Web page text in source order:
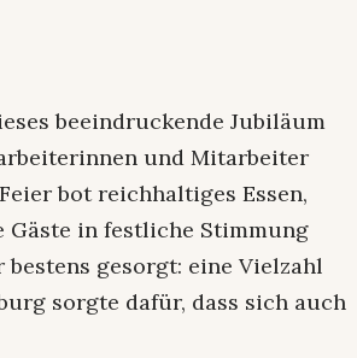
beeindruckende Jubiläum
und Mitarbeiter
bot reichhaltiges Essen,
Gäste in festliche Stimmung
gesorgt: eine Vielzahl
sorgte dafür, dass sich auch